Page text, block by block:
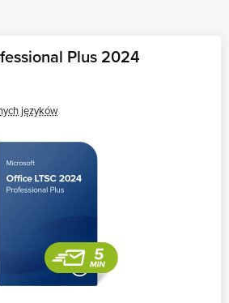
10.2026
Plus 2024
języków